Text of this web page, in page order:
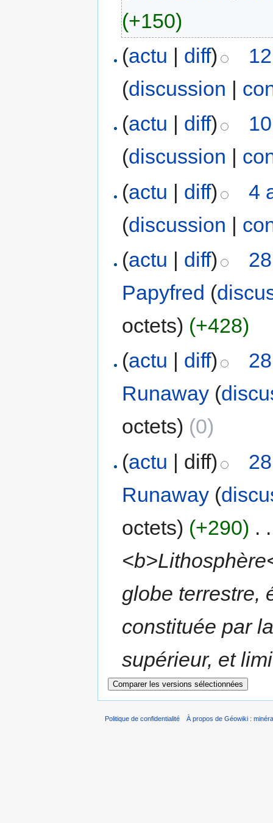
(+150)
(actu | diff)
(discussion |
(actu | diff)
(discussion |
(actu | diff)
4
(discussion |
(actu | diff)
Papyfred (
octets) (+428)
(actu diff)
Runaway (
octets) (0)
(actu | diff)
Runaway (
octets) (+290) . .
globe terrestre,
constituée par
supérieur, et
Politique de confidentialité À propos de Géowiki :